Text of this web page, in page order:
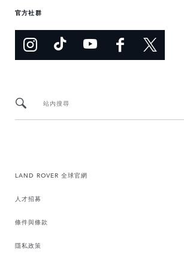
官方社群
站內搜尋
LAND ROVER 全球官網
人才招募
條件與條款
隱私政策